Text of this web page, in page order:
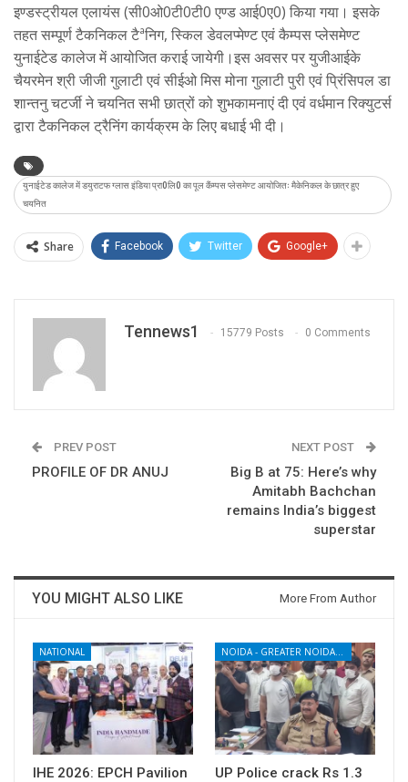
इण्डस्ट्रीयल एलायंस (सी0ओ0टी0टी0 एण्ड आई0ए0) किया गया। इसके
तहत सम्पूर्ण टैकनिकल टैªनिग, स्किल डेवलप्मेण्ट एवं कैम्पस प्लेसमेण्ट
युनाईटेड कालेज में आयोजित कराई जायेगी।इस अवसर पर युजीआईके
चैयरमेन श्री जीजी गुलाटी एवं सीईओ मिस मोना गुलाटी पुरी एवं प्रिंसिपल डा
शान्तनु चटर्जी ने चयनित सभी छात्रों को शुभकामनाएं दी एवं वर्धमान रिक्युटर्स
द्वारा टैकनिकल ट्रैनिंग कार्यक्रम के लिए बधाई भी दी।
युनाईटेड कालेज में डयुराटफ ग्लास इंडिया प्रा0लि0 का पूल कैंम्पस प्लेसमेण्ट आयोजितः मैकेनिकल के छात्र हुए
चयनित
Share Facebook Twitter Google+
Tennews1 15779 Posts 0 Comments
PREV POST
PROFILE OF DR ANUJ
NEXT POST
Big B at 75: Here’s why
Amitabh Bachchan
remains India’s biggest
superstar
YOU MIGHT ALSO LIKE More From Author
NATIONAL
IHE 2026: EPCH Pavilion
UP Police crack Rs 1.3